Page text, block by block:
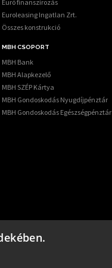
Euró finanszírozás
Euroleasing Ingatlan Zrt.
Összes konstrukció
MBH CSOPORT
MBH Bank
MBH Alapkezelő
MBH SZÉP Kártya
MBH Gondoskodás Nyugdíjpénztár
MBH Gondoskodás Egészségpénztár